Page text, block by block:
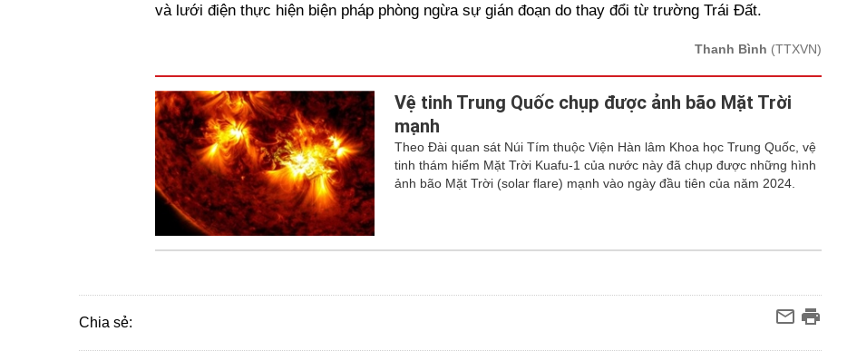
và lưới điện thực hiện biện pháp phòng ngừa sự gián đoạn do thay đổi từ trường Trái Đất.
Thanh Bình (TTXVN)
Vệ tinh Trung Quốc chụp được ảnh bão Mặt Trời
mạnh
Theo Đài quan sát Núi Tím thuộc Viện Hàn lâm Khoa học Trung Quốc, vệ
tinh thám hiểm Mặt Trời Kuafu-1 của nước này đã chụp được những hình
ảnh bão Mặt Trời (solar flare) mạnh vào ngày đầu tiên của năm 2024.
Chia sẻ: